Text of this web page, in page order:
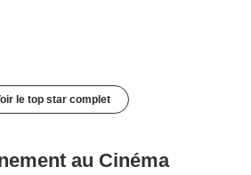
le top star complet
au Cinéma